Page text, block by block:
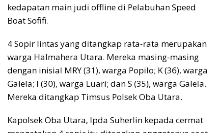
kedapatan main judi offline di Pelabuhan Speed
Boat Sofifi.
4 Sopir lintas yang ditangkap rata-rata merupakan
warga Halmahera Utara. Mereka masing-masing
dengan inisial MRY (31), warga Popilo; K (36), warga
Galela; I (30), warga Luari; dan S (35), warga Galela.
Mereka ditangkap Timsus Polsek Oba Utara.
Kapolsek Oba Utara, Ipda Suherlin kepada cermat